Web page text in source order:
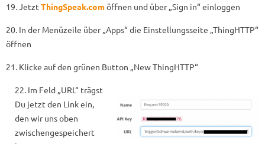
19. Jetzt ThingSpeak.comöffnen und über „Sign in“ einloggen
20. In der Menüzeile über „Apps“ die Einstellungsseite „ThingHTTP“
öffnen
21. Klicke auf den grünen Button „New ThingHTTP“
22. Im Feld „URL“ trägst
Du jetzt den Link ein,
den wir uns oben
zwischengespeichert